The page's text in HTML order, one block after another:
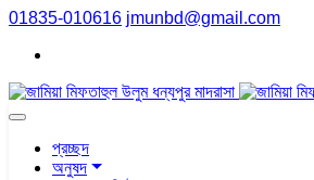
01835-010616 jmunbd@gmail.com
প্রচ্ছদ
অনুষদ